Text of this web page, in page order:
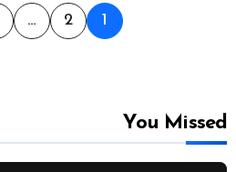
Posts
1
2
…
You Missed